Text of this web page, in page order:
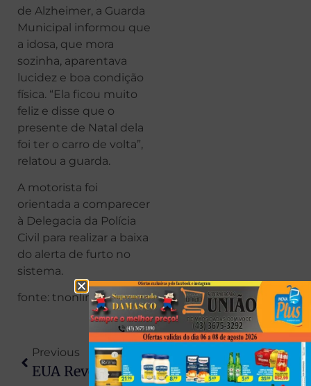
de Alzheimer, a Guarda
Municipal informou que
a idosa, que mora
sozinha, aparentava
lucidez e boa condição
física. “Ela ficou muito
feliz e disse que o
presente de Natal dela
foi ter o carro de volta”,
relatou a guarda.
A motorista foi
orientada a comparecer
à Delegacia da Polícia
Civil para realizar a baixa
do alerta de furto no
sistema.
fonte: tnonline
Previous
EUA Revogam Sanções Contra Alexandre De Moraes E Esposa Após Pedido Do Governo Lula
Next
Mulher Escapa Por Segundos Após Muro Desabar Com Força De Enxurrada No Norte Do Paraná